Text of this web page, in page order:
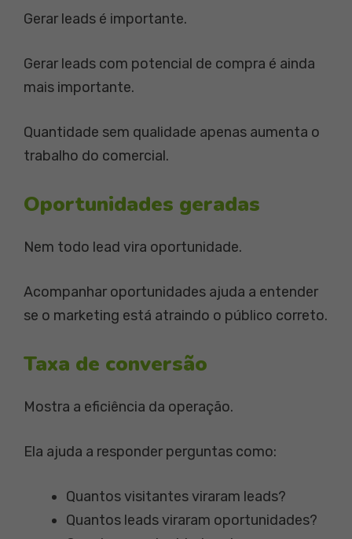
Gerar leads é importante.
Gerar leads com potencial de compra é ainda
mais importante.
Quantidade sem qualidade apenas aumenta o
trabalho do comercial.
Oportunidades geradas
Nem todo lead vira oportunidade.
Acompanhar oportunidades ajuda a entender
se o marketing está atraindo o público correto.
Taxa de conversão
Mostra a eficiência da operação.
Ela ajuda a responder perguntas como:
Quantos visitantes viraram leads?
Quantos leads viraram oportunidades?